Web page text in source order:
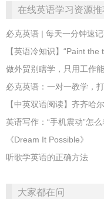
在线英语学习资源推
必克英语 | 每天一分钟速
【英语冷知识】“Paint
做外贸别瞎学，只用工作
必克英语：一对一教学，
【中英双语阅读】齐齐哈
英语写作：“手机震动”怎么
《Dream It Possible》
听歌学英语的正确方法
大家都在问